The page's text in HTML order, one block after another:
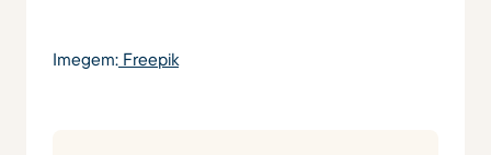
Imegem: Freepik